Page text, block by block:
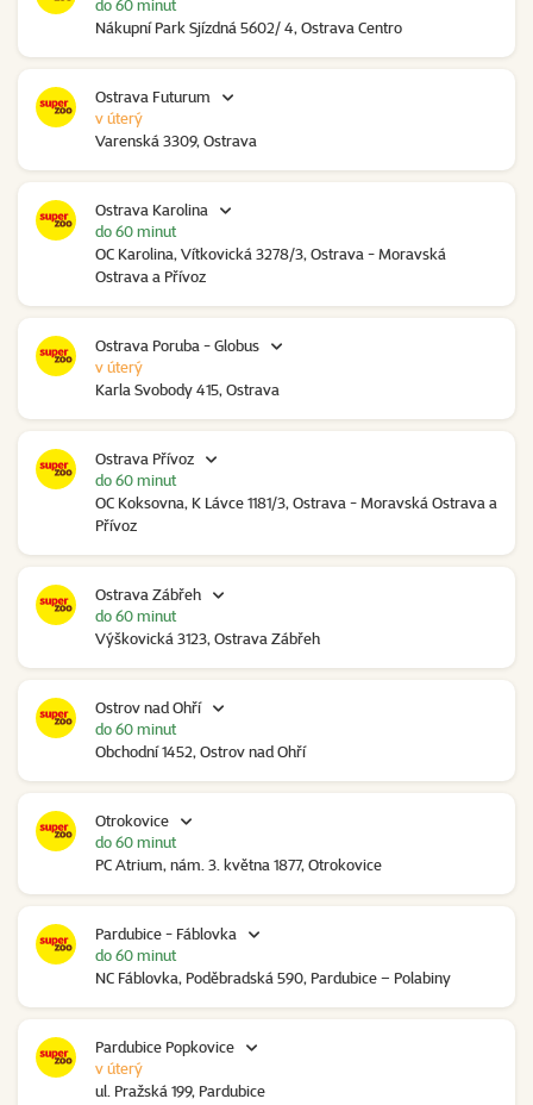
Nákupní Park Sjízdná 5602/ 4, Ostrava Centro
do 60 minut
Ostrava Futurum
Varenská 3309, Ostrava
v úterý
Ostrava Karolina
OC Karolina, Vítkovická 3278/3, Ostrava - Moravská
Ostrava a Přívoz
do 60 minut
Ostrava Poruba - Globus
Karla Svobody 415, Ostrava
v úterý
Ostrava Přívoz
OC Koksovna, K Lávce 1181/3, Ostrava - Moravská Ostrava a
Přívoz
do 60 minut
Ostrava Zábřeh
Výškovická 3123, Ostrava Zábřeh
do 60 minut
Ostrov nad Ohří
Obchodní 1452, Ostrov nad Ohří
do 60 minut
Otrokovice
PC Atrium, nám. 3. května 1877, Otrokovice
do 60 minut
Pardubice - Fáblovka
NC Fáblovka, Poděbradská 590, Pardubice – Polabiny
do 60 minut
Pardubice Popkovice
ul. Pražská 199, Pardubice
v úterý